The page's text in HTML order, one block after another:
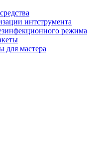
интструмента
режима
для мастера